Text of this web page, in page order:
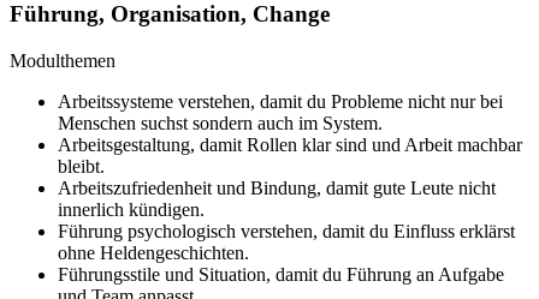
Führung, Organisation, Change
Modulthemen
Arbeitssysteme verstehen, damit du Probleme nicht nur bei
Menschen suchst sondern auch im System.
Arbeitsgestaltung, damit Rollen klar sind und Arbeit machbar
bleibt.
Arbeitszufriedenheit und Bindung, damit gute Leute nicht
innerlich kündigen.
Führung psychologisch verstehen, damit du Einfluss erklärst
ohne Heldengeschichten.
Führungsstile und Situation, damit du Führung an Aufgabe